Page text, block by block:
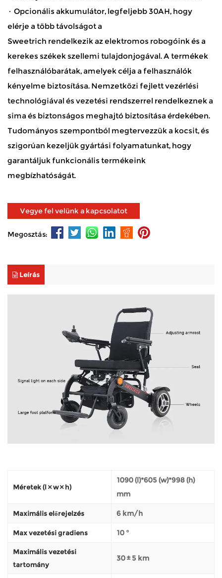
· Opcionális akkumulátor, legfeljebb 30AH, hogy
elérje a több távolságot a
Sweetrich rendelkezik az elektromos robogóink és a
kerekes székek szellemi tulajdonjogával. A termékek
felhasználóbarátak, amelyek célja a felhasználók
kényelme biztosítása. Nemzetközi fejlett vezérlési
technológiával és vezetési rendszerrel rendelkeznek a
sima és biztonságos meghajtó biztosítása érdekében.
Tudományos szempontból megtervezzük a kocsit, és
szigorúan kezeljük gyártási folyamatunkat, hogy
garantáljuk funkcionális termékeink
megbízhatóságát.
Vegye fel velünk a kapcsolatot
Megosztás:
Leírás
Méretek (l × w × h)
1090 (l)*605 (w)*998 (h)
mm
Maximális előrejelzés 6 km/h
Max vezetési gradiens 10 °
Maximális vezetési
tartomány
30 ± 5 km